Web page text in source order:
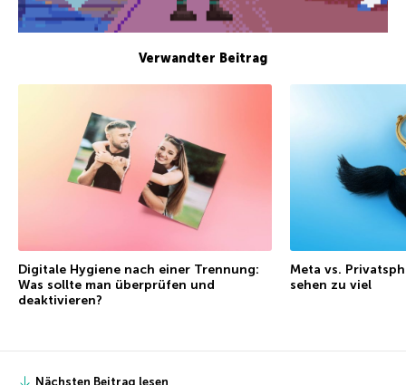
Verwandter Beitrag
Digitale Hygiene nach einer Trennung:
Was sollte man überprüfen und
deaktivieren?
Meta vs.
sehen zu viel
Nächsten Beitrag lesen